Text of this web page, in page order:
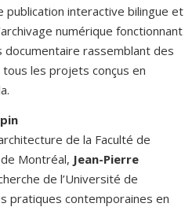
publication interactive bilingue et
numérique fonctionnant
documentaire rassemblant des
les projets conçus en
de la Faculté de
Montréal, Jean-Pierre
de l’Université de
pratiques contemporaines en